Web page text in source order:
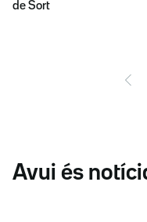
de Sort
Avui és